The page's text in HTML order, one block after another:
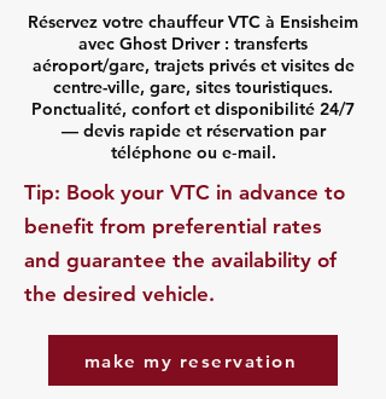
Réservez votre chauffeur VTC à Ensisheim
avec Ghost Driver : transferts
aéroport/gare, trajets privés et visites de
centre-ville, gare, sites touristiques.
Ponctualité, confort et disponibilité 24/7
— devis rapide et réservation par
téléphone ou e‑mail.
​Tip: Book your VTC in advance to
benefit from preferential rates
and guarantee the availability of
the desired vehicle.
make my reservation